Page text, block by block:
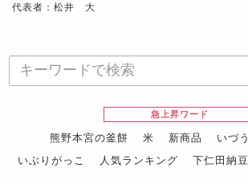
代表者：松井 大
急上昇ワード
熊野本宮の釜餅 米 新商品 いづう
いぶりがっこ
人気ランキング 下仁田納豆